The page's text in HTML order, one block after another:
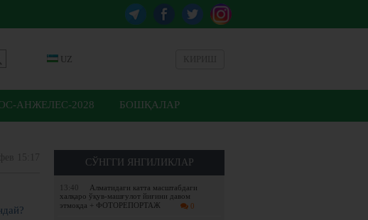
UZ
АНЖЕЛЕС-2028 БОШҚАЛАР
СЎНГГИ ЯНГИЛИКЛАР
13:40
Алматидаги катта масштабдаги
халқаро ўқув-машғулот йиғини давом
этмоқда + ФОТОРЕПОРТАЖ
0